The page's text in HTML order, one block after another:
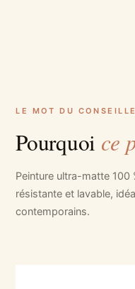
LE MOT DU
Pourquoi ce
Peinture ultra-matte 100
résistante et lavable,
contemporains.